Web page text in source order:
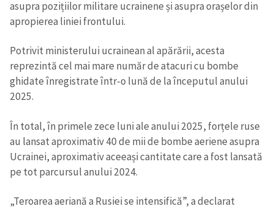
asupra pozițiilor militare ucrainene și asupra orașelor din
apropierea liniei frontului.
Potrivit ministerului ucrainean al apărării, acesta
reprezintă cel mai mare număr de atacuri cu bombe
ghidate înregistrate într-o lună de la începutul anului
2025.
În total, în primele zece luni ale anului 2025, forțele ruse
au lansat aproximativ 40 de mii de bombe aeriene asupra
Ucrainei, aproximativ aceeași cantitate care a fost lansată
pe tot parcursul anului 2024.
„Teroarea aeriană a Rusiei se intensifică”, a declarat